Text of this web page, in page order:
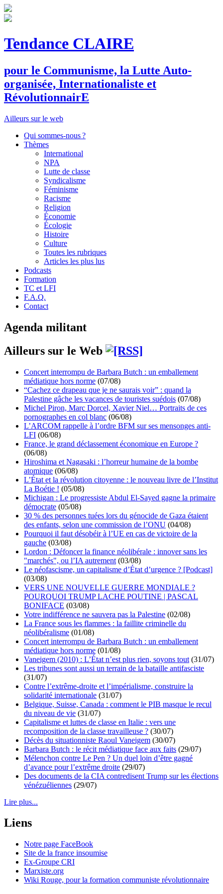
Tendance CLAIRE
pour le Communisme, la Lutte Auto-
organisée, Internationaliste et
RévolutionnairE
Ailleurs sur le web
Qui sommes-nous ?
Thèmes
International
NPA
Lutte de classe
Syndicalisme
Féminisme
Racisme
Religion
Économie
Écologie
Histoire
Culture
Toutes les rubriques
Articles les plus lus
Podcasts
Formation
TC et LFI
F.A.Q.
Contact
Agenda militant
Ailleurs sur le Web
Concert interrompu de Barbara Butch : un emballement
médiatique hors norme (07/08)
“Cachez ce drapeau que je ne saurais voir” : quand la
Palestine gâche les vacances de touristes suédois (07/08)
Michel Piron, Marc Dorcel, Xavier Niel… Portraits de ces
pornographes en col blanc (06/08)
L’ARCOM rappelle à l’ordre BFM sur ses mensonges anti-
LFI (06/08)
France, le grand déclassement économique en Europe ?
(06/08)
Hiroshima et Nagasaki : l’horreur humaine de la bombe
atomique (06/08)
L’État et la révolution citoyenne : le nouveau livre de l’Institut
La Boétie ! (05/08)
Michigan : Le progressiste Abdul El-Sayed gagne la primaire
démocrate (05/08)
30 % des personnes tuées lors du génocide de Gaza étaient
des enfants, selon une commission de l’ONU (04/08)
Pourquoi il faut désobéir à l’UE en cas de victoire de la
gauche (03/08)
Lordon : Défoncer la finance néolibérale : innover sans les
"marchés", ou l’IA autrement (03/08)
Le néofascisme, un capitalisme d’État d’urgence ? [Podcast]
(03/08)
VERS UNE NOUVELLE GUERRE MONDIALE ?
POURQUOI TRUMP LACHE POUTINE | PASCAL
BONIFACE (03/08)
Votre indifférence ne sauvera pas la Palestine (02/08)
La France sous les flammes : la faillite criminelle du
néolibéralisme (01/08)
Concert interrompu de Barbara Butch : un emballement
médiatique hors norme (01/08)
Vaneigem (2010) : L’État n’est plus rien, soyons tout (31/07)
Les tribunes sont aussi un terrain de la bataille antifasciste
(31/07)
Contre l’extrême-droite et l’impérialisme, construire la
solidarité internationale (31/07)
Belgique, Suisse, Canada : comment le PIB masque le recul
du niveau de vie (31/07)
Capitalisme et luttes de classe en Italie : vers une
recomposition de la classe travailleuse ? (30/07)
Décès du situationniste Raoul Vaneigem (30/07)
Barbara Butch : le récit médiatique face aux faits (29/07)
Mélenchon contre Le Pen ? Un duel loin d’être gagné
d’avance pour l’extrême droite (29/07)
Des documents de la CIA contredisent Trump sur les élections
vénézuéliennes (29/07)
Lire plus...
Liens
Notre page FaceBook
Site de la france insoumise
Ex-Groupe CRI
Marxiste.org
Wiki Rouge, pour la formation communiste révolutionnaire